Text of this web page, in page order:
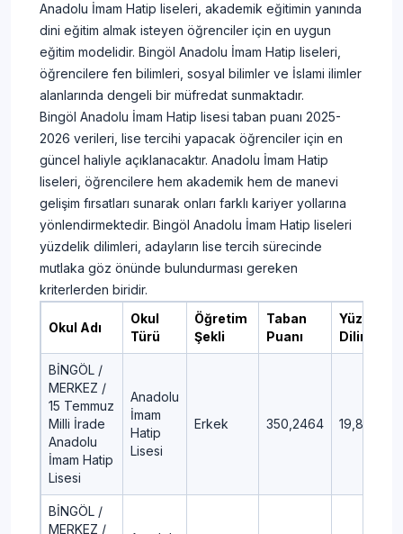
Anadolu İmam Hatip liseleri, akademik eğitimin yanında
dini eğitim almak isteyen öğrenciler için en uygun
eğitim modelidir. Bingöl Anadolu İmam Hatip liseleri,
öğrencilere fen bilimleri, sosyal bilimler ve İslami ilimler
alanlarında dengeli bir müfredat sunmaktadır.
Bingöl Anadolu İmam Hatip lisesi taban puanı 2025-
2026 verileri, lise tercihi yapacak öğrenciler için en
güncel haliyle açıklanacaktır. Anadolu İmam Hatip
liseleri, öğrencilere hem akademik hem de manevi
gelişim fırsatları sunarak onları farklı kariyer yollarına
yönlendirmektedir. Bingöl Anadolu İmam Hatip liseleri
yüzdelik dilimleri, adayların lise tercih sürecinde
mutlaka göz önünde bulundurması gereken
kriterlerden biridir.
Okul Adı
Okul
Türü
Öğretim
Şekli
Taban
Puanı
Yüzdelik
Dilim
BİNGÖL /
MERKEZ /
15 Temmuz
Milli İrade
Anadolu
İmam Hatip
Lisesi
Anadolu
İmam
Hatip
Lisesi
Erkek 350,2464 19,86
BİNGÖL /
MERKEZ /